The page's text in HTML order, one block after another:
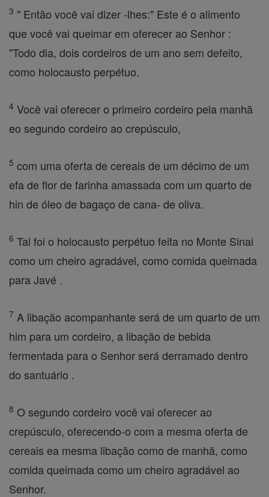
3 " Então você vai dizer -lhes:" Este é o alimento
que você vai queimar em oferecer ao Senhor :
"Todo dia, dois cordeiros de um ano sem defeito,
como holocausto perpétuo.
4 Você vai oferecer o primeiro cordeiro pela manhã
eo segundo cordeiro ao crepúsculo,
5 com uma oferta de cereais de um décimo de um
efa de flor de farinha amassada com um quarto de
hin de óleo de bagaço de cana- de oliva.
6 Tal foi o holocausto perpétuo feita no Monte Sinai
como um cheiro agradável, como comida queimada
para Javé .
7 A libação acompanhante será de um quarto de um
him para um cordeiro, a libação de bebida
fermentada para o Senhor será derramado dentro
do santuário .
8 O segundo cordeiro você vai oferecer ao
crepúsculo, oferecendo-o com a mesma oferta de
cereais ea mesma libação como de manhã, como
comida queimada como um cheiro agradável ao
Senhor.